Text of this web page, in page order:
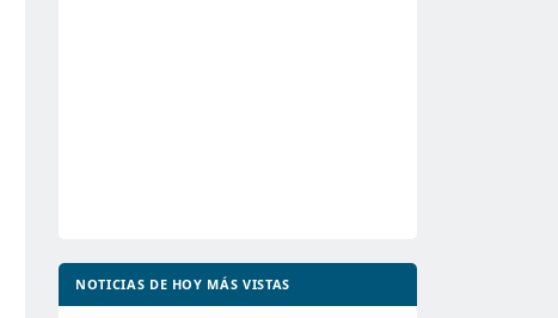
NOTICIAS DE HOY MÁS VISTAS